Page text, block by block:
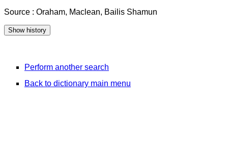
Source : Oraham, Maclean, Bailis Shamun
Perform another search
Back to dictionary main menu